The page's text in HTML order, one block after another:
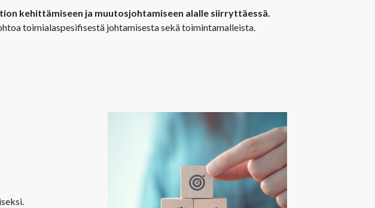
kehittämiseen ja muutosjohtamiseen alalle siirryttäessä.
toimialaspesifisestä johtamisesta sekä toimintamalleista.